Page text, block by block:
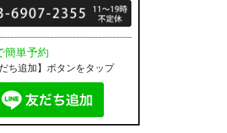
簡単予約
だち追加】ボタンをタップ